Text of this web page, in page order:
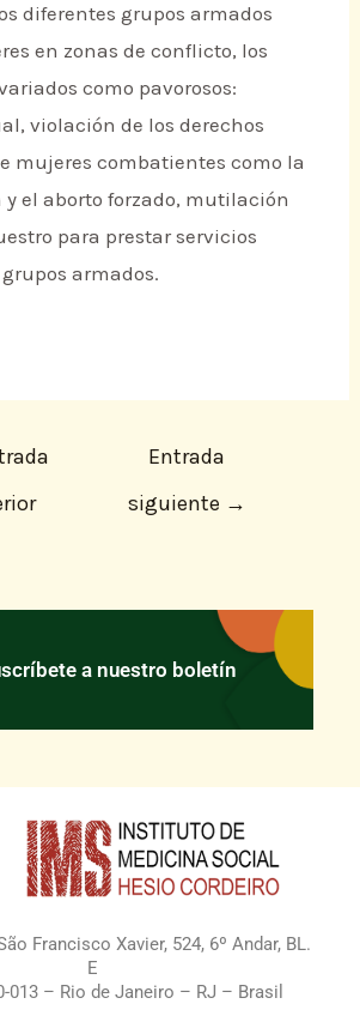
diferentes grupos armados
en zonas de conflicto, los
como pavorosos:
violación de los derechos
mujeres combatientes como la
el aborto forzado, mutilación
para prestar servicios
armados.
Entrada
siguiente →
a nuestro boletín
Francisco Xavier, 524, 6º Andar, BL.
E
013 – Rio de Janeiro – RJ – Brasil